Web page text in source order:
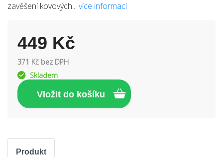
zavěšení kovových... více informací
449 Kč
371 Kč bez DPH
Skladem
Produkt